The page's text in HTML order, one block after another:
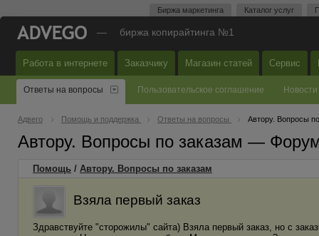
Биржа маркетинга Каталог услуг
— биржа копирайтинга №1
Работа в интернете Заказчику Магазин статей Сервис
Ответы на вопросы Пользовательское соглашение Новости
Адвего Помощь и поддержка Ответы на вопросы Автору. Вопросы
Автору. Вопросы по заказам —
Помощь / Автору. Вопросы по заказам
Взяла первый заказ
Здравствуйте "сторожилы" сайта) Взяла первый заказ, но с